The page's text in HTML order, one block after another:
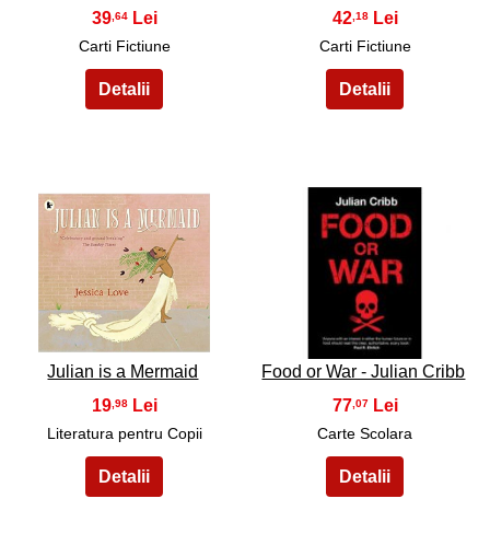
39,64
Carti Fictiune
42 ,18
Carti Fictiune
37
Julian is a Mermaid
19,98
Literatura pentru Copii
38
Food or War - Julian Cribb
77,07
Carte Scolara